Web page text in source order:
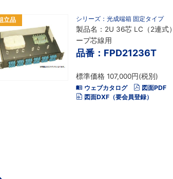
立品 シリーズ：光成端箱 固定タイプ
製品名：2U 36芯 LC（2連式
ープ芯線用
品番：FPD21236T
標準価格 107,000円(税別)
ウェブカタログ
図面PDF
図面DXF（要会員登録）